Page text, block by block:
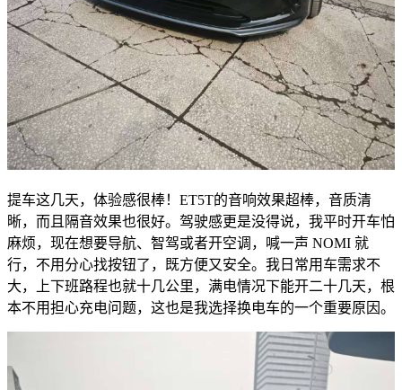
提车这几天，体验感很棒！ET5T的音响效果超棒，音质清
晰，而且隔音效果也很好。驾驶感更是没得说，我平时开车怕
麻烦，现在想要导航、智驾或者开空调，喊一声 NOMI 就
行，不用分心找按钮了，既方便又安全。我日常用车需求不
大，上下班路程也就十几公里，满电情况下能开二十几天，根
本不用担心充电问题，这也是我选择换电车的一个重要原因。